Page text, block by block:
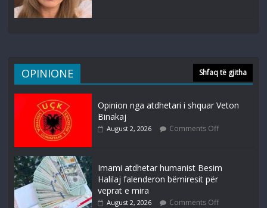
OPINIONE Shfaq të gjitha
Opinion nga atdhetari i shquar Veton
Binakaj
August 2, 2026 Comments Off
Imami atdhetar humanist Besim
Halilaj falenderon bëmiresit për
veprat e mira
August 2, 2026 Comments Off